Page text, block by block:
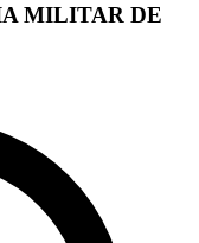
MILITAR DE